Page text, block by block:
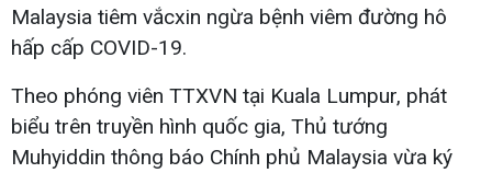
Malaysia tiêm vắcxin ngừa bệnh viêm đường hô
hấp cấp COVID-19.
Theo phóng viên TTXVN tại Kuala Lumpur, phát
biểu trên truyền hình quốc gia, Thủ tướng
Muhyiddin thông báo Chính phủ Malaysia vừa ký